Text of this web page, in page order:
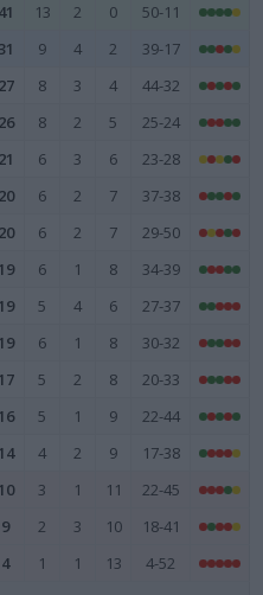
41 13 2 0 50-11
31 9 4 2 39-17
27 8 3 4 44-32
26 8 2 5 25-24
21 6 3 6 23-28
20 6 2 7 37-38
20 6 2 7 29-50
19 6 1 8 34-39
19 5 4 6 27-37
19 6 1 8 30-32
17 5 2 8 20-33
16 5 1 9 22-44
14 4 2 9 17-38
10 3 1 11 22-45
9 2 3 10 18-41
4 1 1 13 4-52